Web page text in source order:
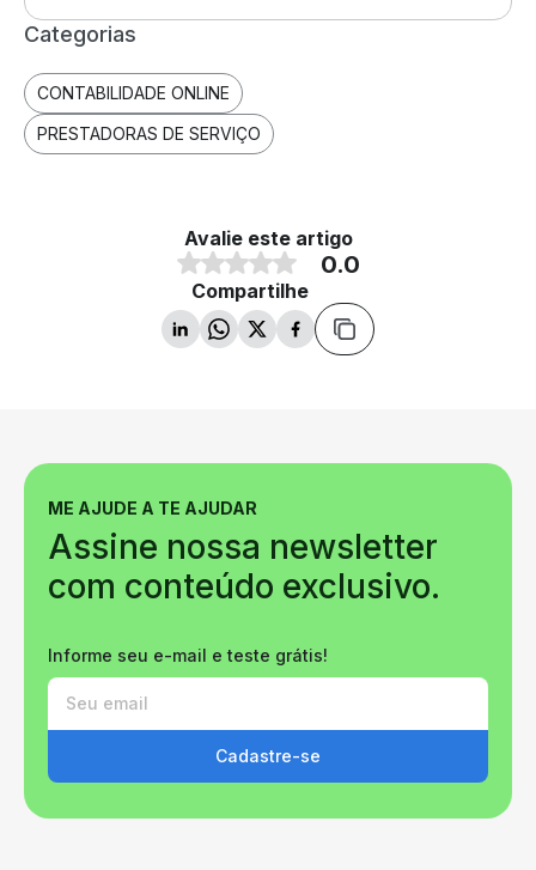
Categorias
CONTABILIDADE ONLINE
PRESTADORAS DE SERVIÇO
Avalie este artigo
0.0
Compartilhe
ME AJUDE A TE AJUDAR
Assine nossa newsletter
com conteúdo exclusivo.
Informe seu e-mail e teste grátis!
Cadastre-se